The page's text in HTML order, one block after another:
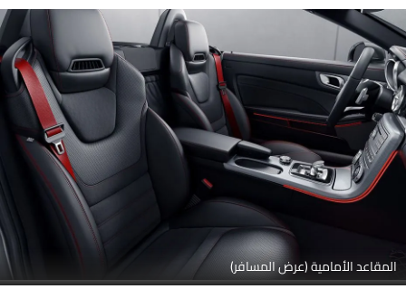
المقاعد الأمامية (عرض المسافر)